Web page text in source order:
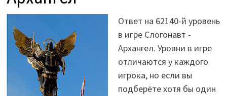
Ответ на 62140-й уровень
в игре Слогонавт -
Архангел. Уровни в игре
отличаются у каждого
игрока, но если вы
подберёте хотя бы один